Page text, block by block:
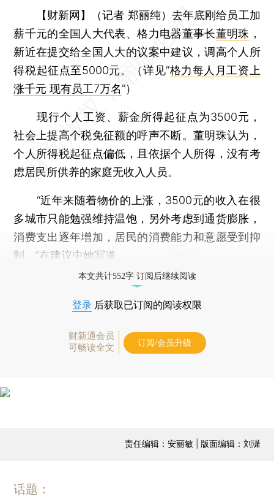
【财新网】（记者 郑丽纯） 去年底刚给员工加
薪千元的全国人大代表、格力电器董事长董明珠 ，
新近在提交给全国人大的议案中建议，调高个人所
得税起征点至5000元。（详见”格力每人月工资上
涨千元 现有员工7万名”）
现行个人工资、薪金所得起征点为3500元，
社会上提高个税免征额的呼声不断。董明珠认为，
个人所得税起征点偏低，且依据个人所得，没有考
虑居民所供养的家庭无收入人员。
“近年来随着物价的上涨，3500元的收入在很
多城市只能勉强维持温饱，另外考虑到通货膨胀，
消费支出逐年增加，居民的消费能力和意愿受到抑
制。”在建议中她写道。
本文共计552字 订阅后继续阅读
登录 后获取已订阅的阅读权限
财新通会员
可畅读全文
订阅/会员升级
责任编辑：安丽敏 | 版面编辑：刘潇
话题：